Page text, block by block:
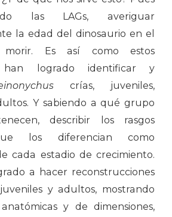
las LAGs, averiguar
la edad del dinosaurio en el
Es así como estos
han logrado identificar y
crías, juveniles,
Y sabiendo a qué grupo
describir los rasgos
los diferencian como
cada estadio de crecimiento.
a hacer reconstrucciones
y adultos, mostrando
y de dimensiones,